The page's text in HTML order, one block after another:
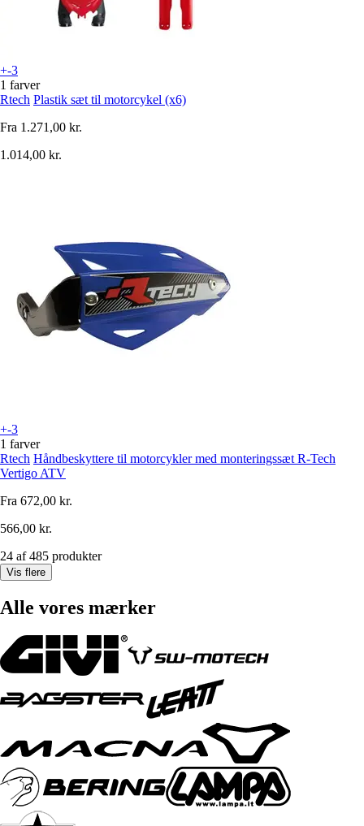
+-3
1 farver
Rtech Plastik sæt til motorcykel (x6)
Fra 1.271,00 kr.
1.014,00 kr.
+-3
1 farver
Rtech Håndbeskyttere til motorcykler med monteringssæt R-Tech
Vertigo ATV
Fra 672,00 kr.
566,00 kr.
24 af 485 produkter
Vis flere
Alle vores mærker